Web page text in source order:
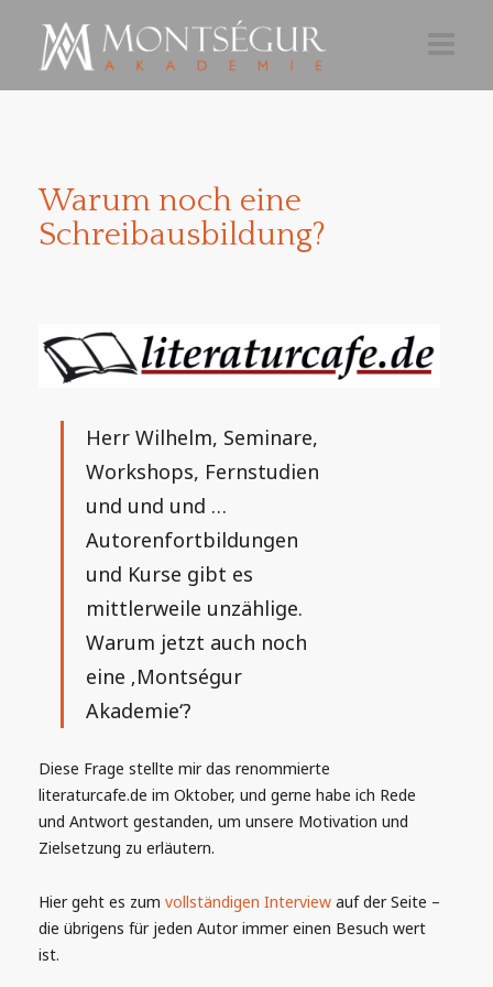
TEILNAHME
Warum noch eine
Schreibausbildung?
Herr Wilhelm, Seminare,
Workshops, Fernstudien
und und und …
Autorenfortbildungen
und Kurse gibt es
mittlerweile unzählige.
Warum jetzt auch noch
eine ‚Montségur
Akademie‘?
Diese Frage stellte mir das renommierte
literaturcafe.de im Oktober, und gerne habe ich Rede
und Antwort gestanden, um unsere Motivation und
Zielsetzung zu erläutern.
Hier geht es zum vollständigen Interview auf der Seite –
die übrigens für jeden Autor immer einen Besuch wert
ist.